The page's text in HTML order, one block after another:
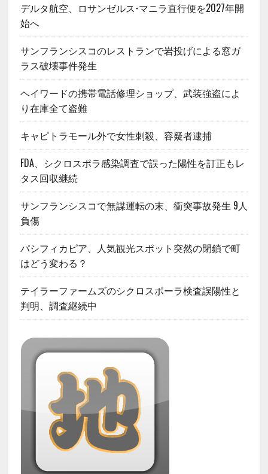
デルタ航空、ロサンゼルス-マニラ直行便を2027年開
始へ
サンフランシスコのレストランで岩投げによる窓ガ
ラス破壊事件発生
ヘイワードの携帯電話修理ショップ、武装強盗によ
り在庫全て盗難
キャピトラモール外で女性刺殺、容疑者逮捕
FDA、シクロスポラ感染調査で誤った陽性を訂正もレ
タス回収継続
サンフランシスコで無謀運転の末、衝突事故発生 9人
負傷
パシフィカピア、人気観光スポット突然の閉鎖で町
はどう変わる？
テイラーファームズのシクロスポーラ検査誤陽性と
判明、調査継続中